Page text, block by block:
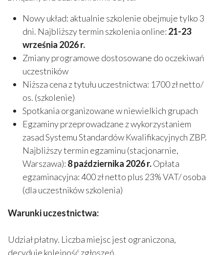
Nowy układ: aktualnie szkolenie obejmuje tylko 3
dni. Najbliższy termin szkolenia online: 21-23
września 2026 r.
Zmiany programowe dostosowane do oczekiwań
uczestników
Niższa cena z tytułu uczestnictwa: 1700 zł netto/
os. (szkolenie)
Spotkania organizowane w niewielkich grupach
Egzaminy przeprowadzane z wykorzystaniem
zasad Systemu Standardów Kwalifikacyjnych ZBP.
Najbliższy termin egzaminu (stacjonarnie,
Warszawa): 8października 2026 r.Opłata
egzaminacyjna: 400 zł netto plus 23% VAT/ osoba
(dla uczestników szkolenia)
Warunki uczestnictwa:
Udział płatny. Liczba miejsc jest ograniczona,
decyduje kolejność zgłoszeń.